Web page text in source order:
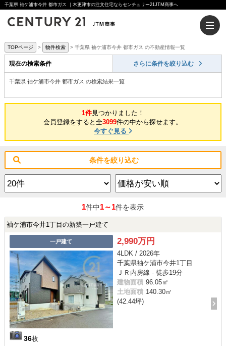
千葉県 袖ケ浦市今井 都市ガス ｜木更津市の注文住宅ならセンチュリー21JTM商事へ
TOPページ 物件検索 千葉県 袖ケ浦市今井 都市ガス の不動産情報一覧
現在の検索条件 さらに条件を絞り込む
千葉県 袖ケ浦市今井 都市ガス の検索結果一覧
1件見つかりました！
会員登録をすると全3099件の中から探せます。
今すぐ見る
条件を絞り込む
1件中1～1件を表示
袖ケ浦市今井1丁目の新築一戸建て
一戸建て
36枚
2,990万円
4LDK / 2026年
千葉県袖ケ浦市今井1丁目
ＪＲ内房線 - 徒歩19分
建物面積 96.05㎡
土地面積 140.30㎡
(42.44坪)